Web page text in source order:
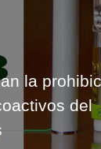
la
del